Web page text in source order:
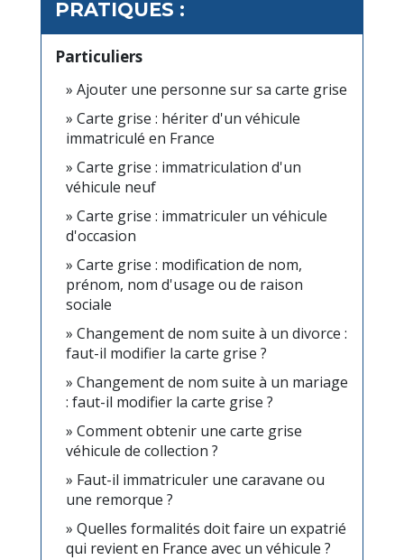
PRATIQUES :
Particuliers
Ajouter une personne sur sa carte grise
Carte grise : hériter d'un véhicule
immatriculé en France
Carte grise : immatriculation d'un
véhicule neuf
Carte grise : immatriculer un véhicule
d'occasion
Carte grise : modification de nom,
prénom, nom d'usage ou de raison
sociale
Changement de nom suite à un divorce :
faut-il modifier la carte grise ?
Changement de nom suite à un mariage
: faut-il modifier la carte grise ?
Comment obtenir une carte grise
véhicule de collection ?
Faut-il immatriculer une caravane ou
une remorque ?
Quelles formalités doit faire un expatrié
qui revient en France avec un véhicule ?